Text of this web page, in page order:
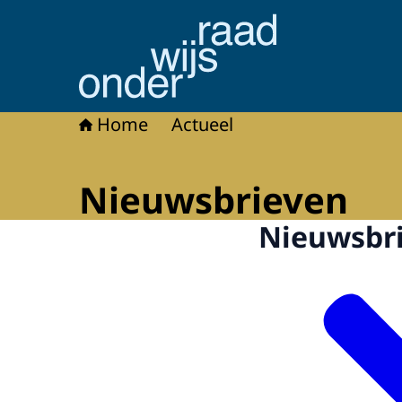
Naar de homepage van Onderwijsraad
Home Actueel
Nieuwsbrieven